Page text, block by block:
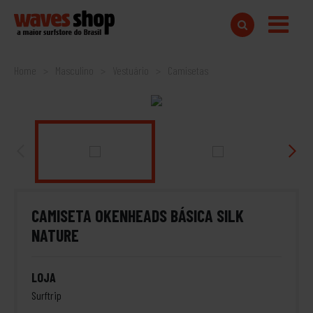
Home Camisetas
CAMISETA OKENHEADS BÁSICA SILK
NATURE
LOJA
Surftrip